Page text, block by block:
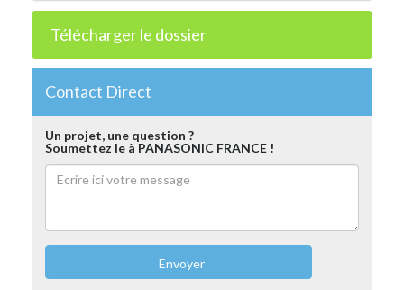
Télécharger le dossier
Contact Direct
Un projet, une question ?
Soumettez le à PANASONIC FRANCE !
Envoyer